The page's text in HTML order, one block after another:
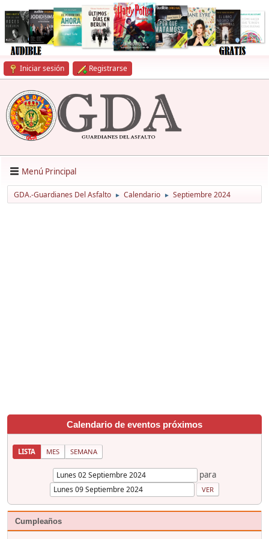
Iniciar sesión Registrarse
Menú Principal
GDA.-Guardianes Del Asfalto ► Calendario ► Septiembre 2024
Calendario de eventos próximos
LISTA MES SEMANA
para
Cumpleaños